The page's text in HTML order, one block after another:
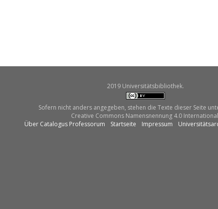
2019 Universitätsbibliothek.
Sofern nicht anders angegeben, stehen die Texte dieser Seite
Creative Commons Namensnennung 4.0
Über Catalogus Professorum
Startseite Impressum